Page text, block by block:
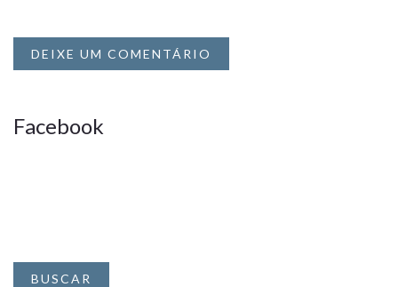
DEIXE UM COMENTÁRIO
Facebook
BUSCAR